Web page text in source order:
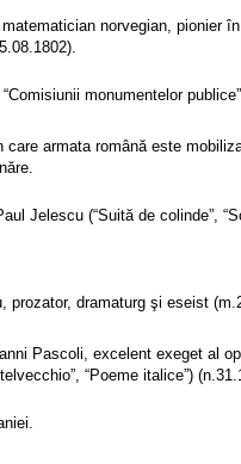
norvegian, pionier
monumentelor
armata română este
Jelescu (“Suită de colinde”,
prozator, dramaturg şi eseist
Pascoli, excelent exeget al
“Poeme italice”)